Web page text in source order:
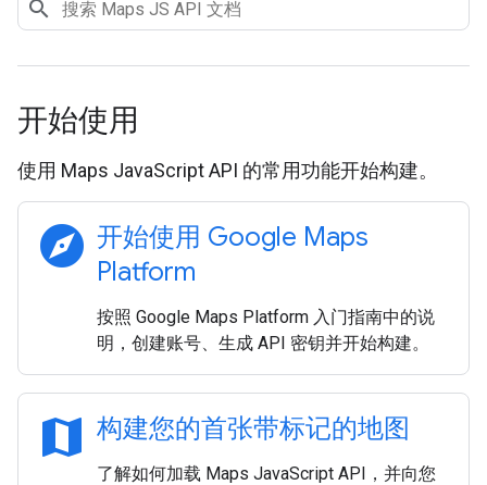
开始使用
使用 Maps JavaScript API 的常用功能开始构建。
explore 开始使用 Google Maps
Platform
按照 Google Maps Platform 入门指南中的说
明，创建账号、生成 API 密钥并开始构建。
map 构建您的首张带标记的地图
了解如何加载 Maps JavaScript API，并向您